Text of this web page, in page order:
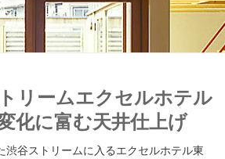
リームエクセルホテル
化に富む天井仕上げ
渋谷ストリームに入るエクセルホテル東